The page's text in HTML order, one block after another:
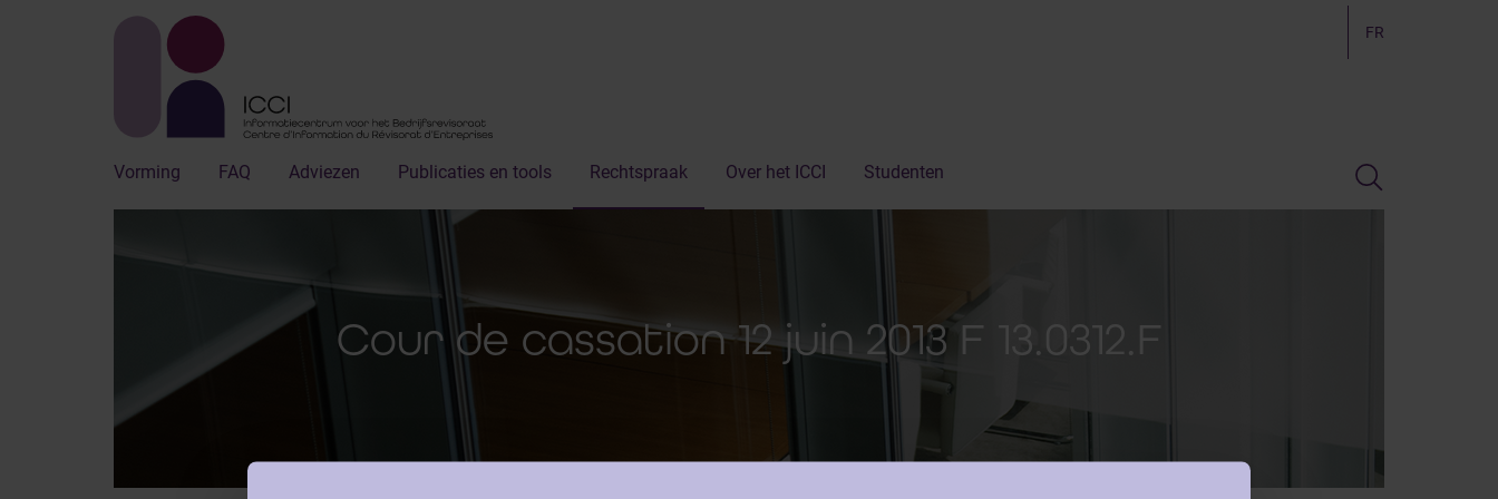
FR
Vorming FAQ Adviezen Publicaties en tools Rechtspraak Over het ICCI Studenten
Cour de cassation 12 juin 2013 F 13.0312.F